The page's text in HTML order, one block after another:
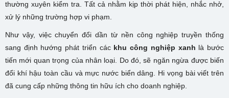
thường xuyên kiểm tra. Tất cả nhằm kịp thời phát hiện, nhắc nhở,
xử lý những trường hợp vi phạm.
Như vậy, việc chuyển đổi dần từ nền công nghiệp truyền thống
sang định hướng phát triển các khu công nghiệp xanh là bước
tiến mới quan trọng của nhân loại. Do đó, sẽ ngăn ngừa được biến
đổi khí hậu toàn cầu và mực nước biển dâng. Hi vọng bài viết trên
đã cung cấp những thông tin hữu ích cho doanh nghiệp.